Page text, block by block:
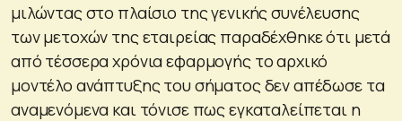
μιλώντας στο πλαίσιο της γενικής συνέλευσης
των μετοχών της εταιρείας παραδέχθηκε ότι μετά
από τέσσερα χρόνια εφαρμογής το αρχικό
μοντέλο ανάπτυξης του σήματος δεν απέδωσε τα
αναμενόμενα και τόνισε πως εγκαταλείπεται η